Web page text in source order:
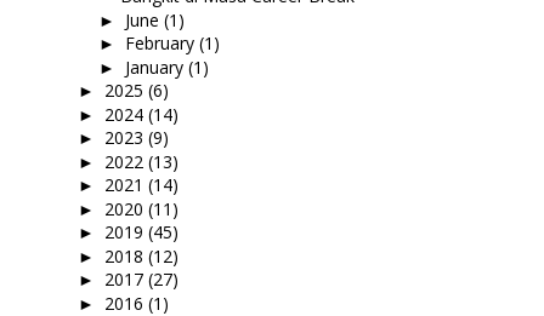
► June (1)
► February (1)
► January (1)
► 2025 (6)
► 2024 (14)
► 2023 (9)
► 2022 (13)
► 2021 (14)
► 2020 (11)
► 2019 (45)
► 2018 (12)
► 2017 (27)
► 2016 (1)